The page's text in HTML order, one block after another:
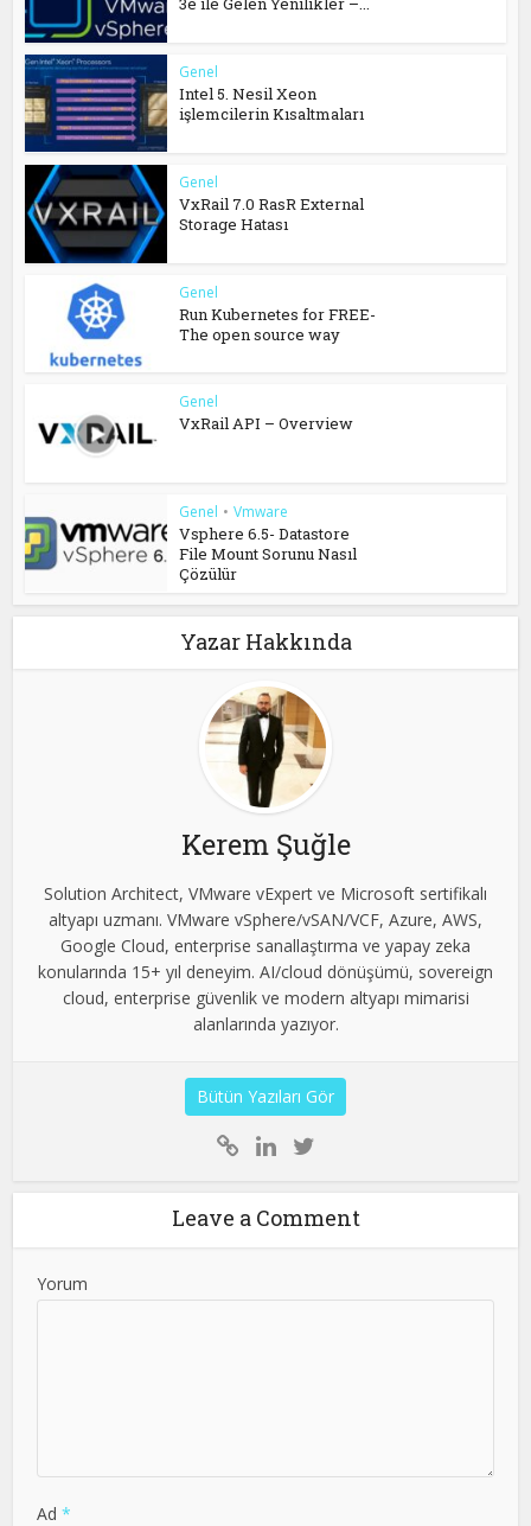
Genel
Intel 5. Nesil Xeon
işlemcilerin Kısaltmaları
Genel
VxRail 7.0 RasR External
Storage Hatası
Genel
Run Kubernetes for FREE-
The open source way
Genel
VxRail API – Overview
Genel • Vmware
Vsphere 6.5- Datastore
File Mount Sorunu Nasıl
Çözülür
Yazar Hakkında
Kerem Şuğle
Solution Architect, VMware vExpert ve Microsoft sertifikalı
altyapı uzmanı. VMware vSphere/vSAN/VCF, Azure, AWS,
Google Cloud, enterprise sanallaştırma ve yapay zeka
konularında 15+ yıl deneyim. AI/cloud dönüşümü, sovereign
cloud, enterprise güvenlik ve modern altyapı mimarisi
alanlarında yazıyor.
Bütün Yazıları Gör
Leave a Comment
Yorum
Ad*